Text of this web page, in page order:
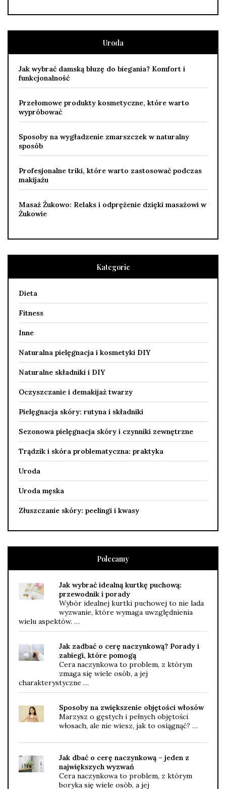
Uroda
Jak wybrać damską bluzę do biegania? Komfort i
funkcjonalność
Przełomowe produkty kosmetyczne, które warto
wypróbować
Sposoby na wygładzenie zmarszczek w naturalny
sposób
Profesjonalne triki, które warto zastosować podczas
makijażu
Masaż Żukowo: Relaks i odprężenie dzięki masażowi w
Żukowie
Kategorie
Dieta
Fitness
Inne
Naturalna pielęgnacja i kosmetyki DIY
Naturalne składniki i DIY
Oczyszczanie i demakijaż twarzy
Pielęgnacja skóry: rutyna i składniki
Sezonowa pielęgnacja skóry i czynniki zewnętrzne
Trądzik i skóra problematyczna: praktyka
Uroda
Uroda męska
Złuszczanie skóry: peelingi i kwasy
Polecamy
Jak wybrać idealną kurtkę puchową:
przewodnik i porady
Wybór idealnej kurtki puchowej to nie lada
wyzwanie, które wymaga uwzględnienia
wielu aspektów. …
Jak zadbać o cerę naczynkową? Porady i
zabiegi, które pomogą
Cera naczynkowa to problem, z którym
zmaga się wiele osób, a jej
charakterystyczne …
Sposoby na zwiększenie objętości włosów
Marzysz o gęstych i pełnych objętości
włosach, ale nie wiesz, jak to osiągnąć? …
Jak dbać o cerę naczynkową – jeden z
największych wyzwań
Cera naczynkowa to problem, z którym
boryka się wiele osób, a jej